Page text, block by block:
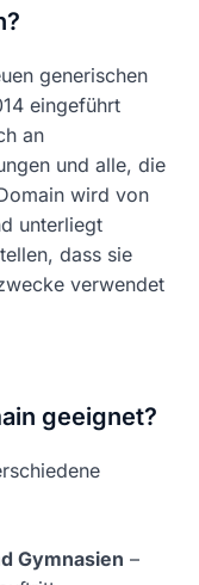
generischen
eingeführt
an
und alle, die
wird von
unterliegt
dass sie
verwendet
geeignet?
Gymnasien –